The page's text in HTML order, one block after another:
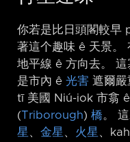
你若是比日頭閣較早
著這个趣味 ê 天景。
地平線 ê 方向去。
是市內 ê 光害 遮爾嚴
tī 美國 Niú-iok 市翕
(Triborough) 橋。
星 、 金星 、 火星 、kah